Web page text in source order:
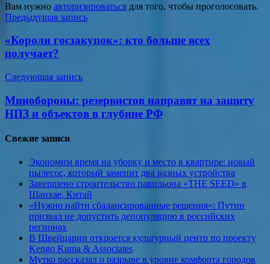
Вам нужно авторизироваться для того, чтобы проголосовать.
Навигация
по
записям
Предыдущая запись
«Короли госзакупок»: кто больше всех
получает?
Следующая запись
Минобороны: резервистов направят на защиту
НПЗ и объектов в глубине РФ
Свежие записи
Экономим время на уборку и место в квартире: новый
пылесос, который заменит два разных устройства
Завершено строительство павильона «THE SEED» в
Шанхае, Китай
«Нужно найти сбалансированные решения»: Путин
призвал не допустить депопуляцию в российских
регионах
В Швейцарии откроется культурный центр по проекту
Kengo Kuma & Associates
Мутко рассказал о разрыве в уровне комфорта городов